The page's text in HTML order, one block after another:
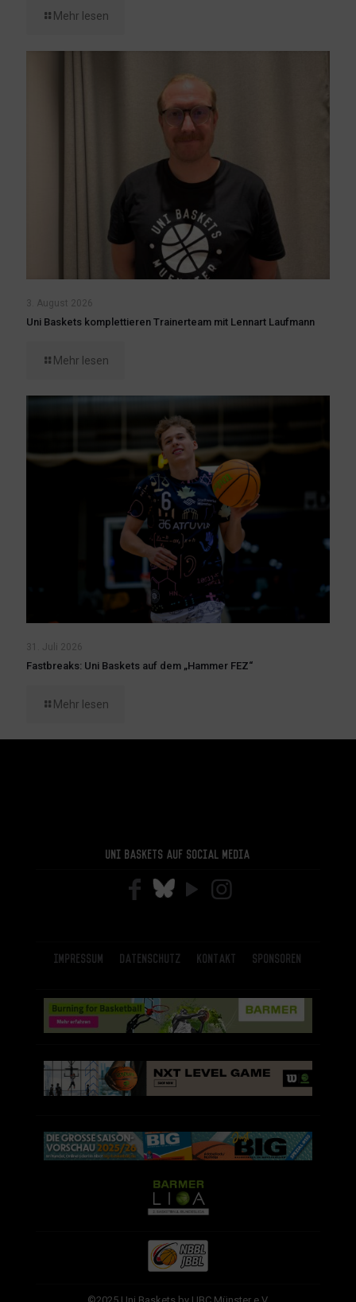
Mehr lesen
3. August 2026
Uni Baskets komplettieren Trainerteam mit Lennart Laufmann
Mehr lesen
31. Juli 2026
Fastbreaks: Uni Baskets auf dem „Hammer FEZ“
Mehr lesen
Uni Baskets auf Social Media
Impressum Datenschutz Kontakt Sponsoren